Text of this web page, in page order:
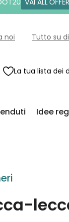
VAI
noi Tutto su
La tua lista dei
Idee